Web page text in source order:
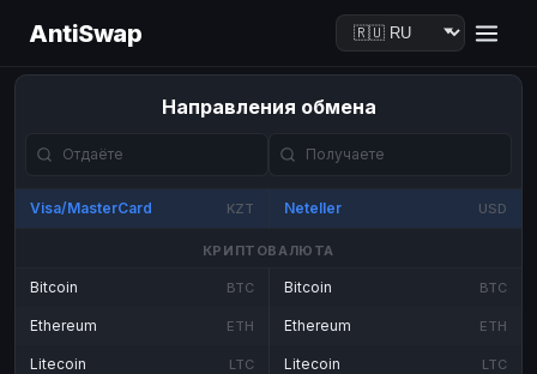
AntiSwap
Направления обмена
Visa/MasterCard KZT Neteller USD
КРИПТОВАЛЮТА
Bitcoin BTC
Ethereum ETH
Litecoin LTC
Bitcoin BTC
Ethereum ETH
Litecoin LTC